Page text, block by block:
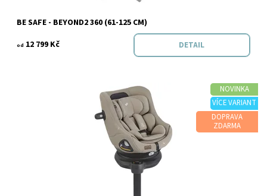
Značka:
BE SAFE - BEYOND2 360 (61-125 CM)
od 12 799 Kč DETAIL
NOVINKA
VÍCE VARIANT
DOPRAVA
ZDARMA
Skladem